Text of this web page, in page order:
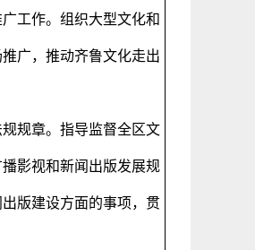
工作。组织大型文化和
广，推动齐鲁文化走出
规章。指导监督全区文
影视和新闻出版发展规
版建设方面的事项，贯